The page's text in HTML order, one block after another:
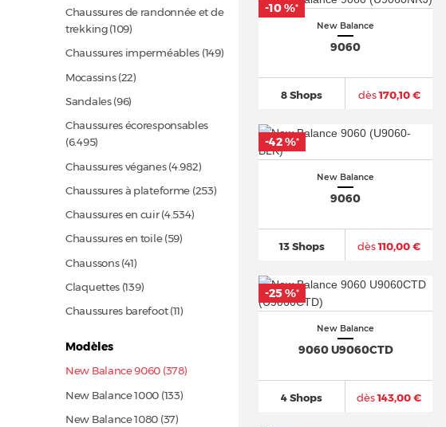
Chaussures de randonnée et de
trekking(109)
Chaussures imperméables (149)
Mocassins(22)
Sandales(96)
Chaussures écoresponsables
(6.495)
Chaussures véganes(4.982)
Chaussures à plateforme (253)
Chaussures en cuir(4.534)
Chaussures en toile(59)
Chaussons(41)
Claquettes (139)
Chaussures barefoot(11)
Modèles
New Balance 9060 (378)
New Balance 1000 (133)
New Balance 1080 (37)
New Balance
9060
8 Shops dès170,10 €
-10 %*
New Balance
9060
13 Shops dès110,00 €
-42 %*
New Balance
9060 U9060CTD
4 Shops dès143,00 €
-25 %*